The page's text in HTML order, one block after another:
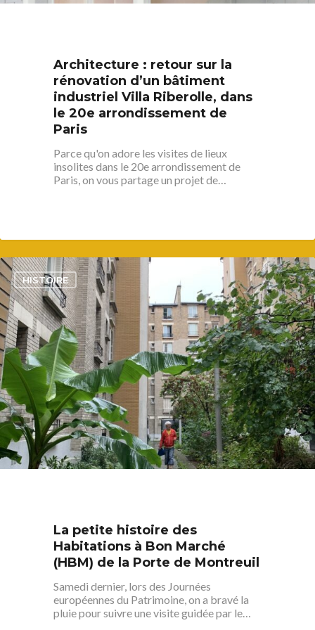
Architecture : retour sur la
rénovation d’un bâtiment
industriel Villa Riberolle, dans
le 20e arrondissement de
Paris
Parce qu'on adore les visites de lieux
insolites dans le 20e arrondissement de
Paris, on vous partage un projet de…
HISTOIRE
La petite histoire des
Habitations à Bon Marché
(HBM) de la Porte de Montreuil
Samedi dernier, lors des Journées
européennes du Patrimoine, on a bravé la
pluie pour suivre une visite guidée par le…
3